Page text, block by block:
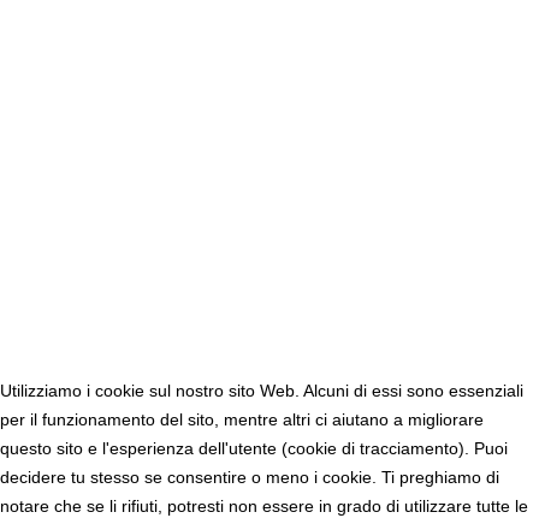
Utilizziamo i cookie sul nostro sito Web. Alcuni di essi sono essenziali
per il funzionamento del sito, mentre altri ci aiutano a migliorare
questo sito e l'esperienza dell'utente (cookie di tracciamento). Puoi
decidere tu stesso se consentire o meno i cookie. Ti preghiamo di
notare che se li rifiuti, potresti non essere in grado di utilizzare tutte le